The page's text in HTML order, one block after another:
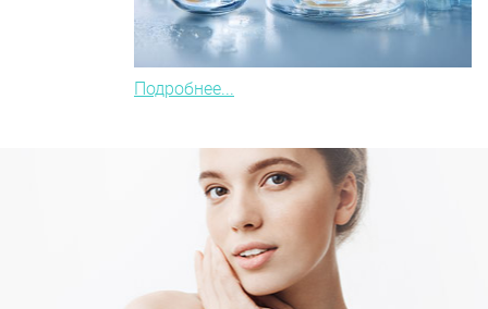
Подробнее...